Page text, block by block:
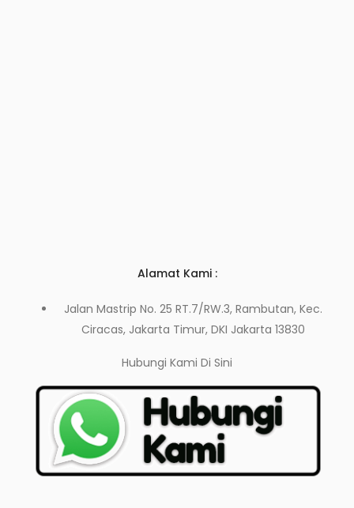
Alamat Kami :
Jalan Mastrip No. 25 RT.7/RW.3, Rambutan, Kec.
Ciracas, Jakarta Timur, DKI Jakarta 13830
Hubungi Kami Di Sini